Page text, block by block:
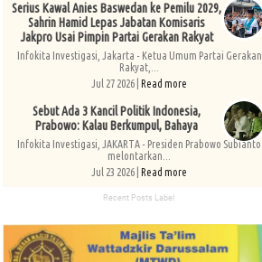
Serius Kawal Anies Baswedan ke Pemilu 2029,
Sahrin Hamid Lepas Jabatan Komisaris
Jakpro Usai Pimpin Partai Gerakan Rakyat
Infokita Investigasi, Jakarta - Ketua Umum Partai Gerakan
Rakyat,...
Jul 27 2026 | Read more
Sebut Ada 3 Kancil Politik Indonesia,
Prabowo: Kalau Berkumpul, Bahaya
Infokita Investigasi, JAKARTA - Presiden Prabowo Subianto
melontarkan...
Jul 23 2026 | Read more
Recent Posts Label